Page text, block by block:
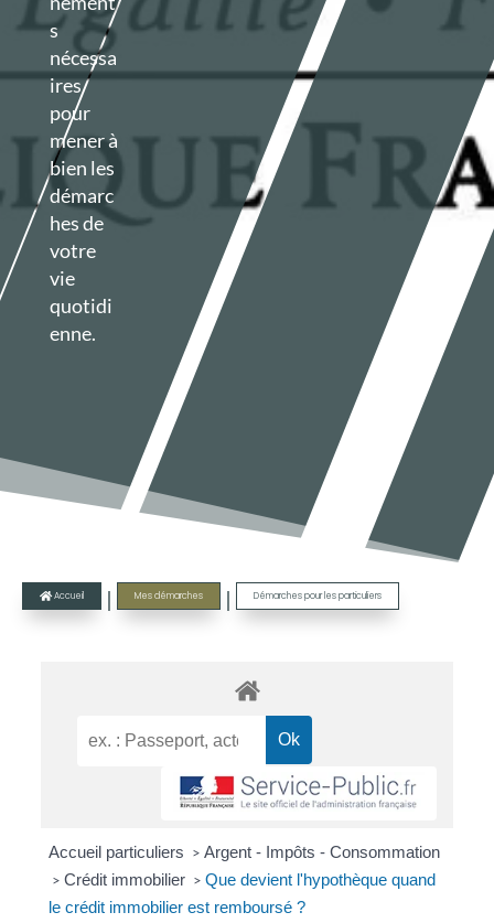
s
nécessa
ires
pour
mener à
bien les
démarc
hes de
votre
vie
quotidi
enne.
 Accueil | Mes démarches | Démarches pour les particuliers
Accueil particuliers > Argent - Impôts - Consommation
> Crédit immobilier > Que devient l'hypothèque quand
le crédit immobilier est remboursé ?